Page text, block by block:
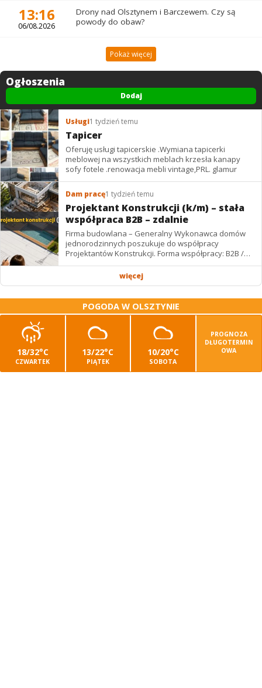
13:16
06/08.2026
Drony nad Olsztynem i Barczewem. Czy są
powody do obaw?
Pokaż więcej
Ogłoszenia
Dodaj
Usługi1 tydzień temu
Tapicer
Oferuję usługi tapicerskie .Wymiana tapicerki
meblowej na wszystkich meblach krzesła kanapy
sofy fotele .renowacja mebli vintage,PRL. glamur
Dam pracę1 tydzień temu
Projektant Konstrukcji (k/m) – stała
współpraca B2B – zdalnie
Firma budowlana – Generalny Wykonawca domów
jednorodzinnych poszukuje do współpracy
Projektantów Konstrukcji. Forma współpracy: B2B /
podwykonawstwo – zdalnie. Wynagrodzenie: ✔
więcej
POGODA W OLSZTYNIE
18/32°C
CZWARTEK
13/22°C
PIĄTEK
10/20°C
SOBOTA
PROGNOZA
DŁUGOTERMIN
OWA